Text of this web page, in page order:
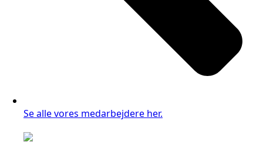
Se alle vores medarbejdere her.